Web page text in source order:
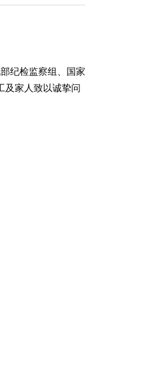
纪检监察组、国家
及家人致以诚挚问